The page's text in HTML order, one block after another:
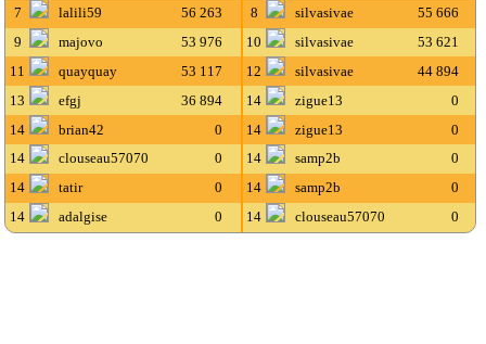
7
lalili59 56 263 8 silvasivae
55 666
9
majovo 53 976 10 silvasivae
53 621
11
quayquay 53 117 12 silvasivae
44 894
13
efgj 36 894 14 zigue13
0
14
brian42 0 14 zigue13
0
14
clouseau57070 0 14 samp2b
0
14
tatir 0 14 samp2b
0
14
adalgise 0 14 clouseau57070 0